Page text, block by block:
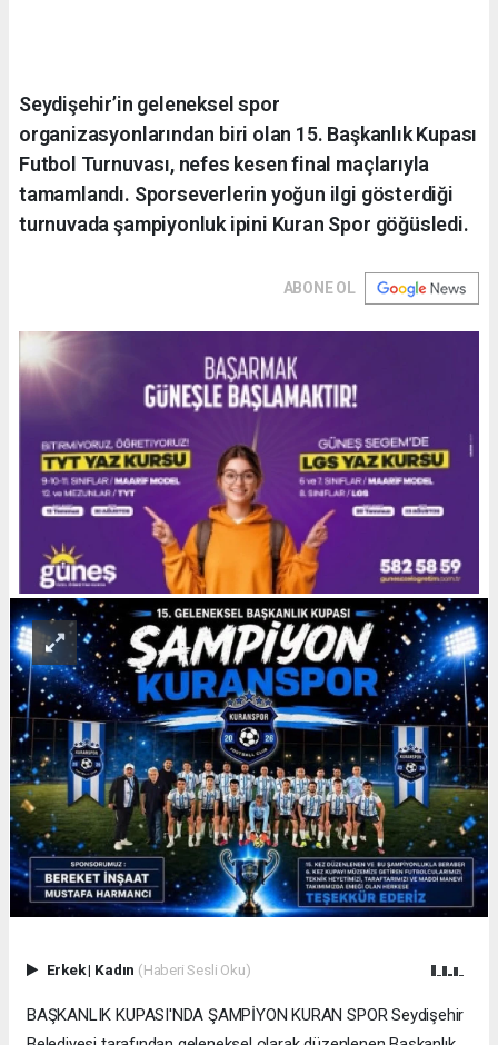
Seydişehir’in geleneksel spor
organizasyonlarından biri olan 15. Başkanlık Kupası
Futbol Turnuvası, nefes kesen final maçlarıyla
tamamlandı. Sporseverlerin yoğun ilgi gösterdiği
turnuvada şampiyonluk ipini Kuran Spor göğüsledi.
ABONE OL
Erkek| Kadın (Haberi Sesli Oku)
BAŞKANLIK KUPASI'NDA ŞAMPİYON KURAN SPOR Seydişehir